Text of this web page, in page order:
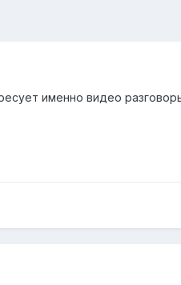
именно видео